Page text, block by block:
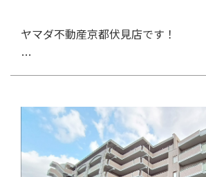
物件の詳細は
■凌風小中学校徒歩15分♪
11月21日、ついにリノベーションが
状態をお部屋をご覧いただけます♪
＿＿＿
100,000円分プレゼント！！
【ヤマダ不動産で買う】
□ヤマダ不動産京都伏見店でご成約い
ヤマダ不動産京都伏見店です！
わたり、ディオ・フェルティ淀リヴ
てオープンルームを開催いたします
本物件でのオープンルームは初開催